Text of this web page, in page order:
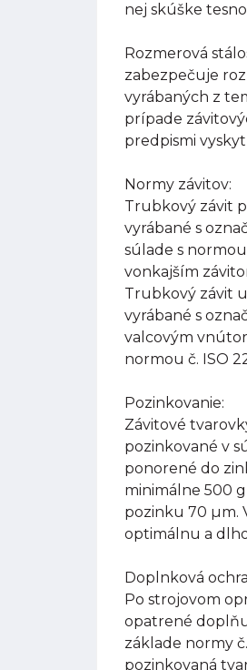
nej skúške
Rozmerová
zabezpečuje
vyrábaných z
prípade
predpismi
Normy závitov:
Trubkový závit
vyrábané s
súlade s normou
vonkajším
Trubkový závit
vyrábané s
valcovým
normou č. ISO
Pozinkovanie:
Závitové
pozinkované v
ponorené do
minimálne 500
pozinku 70 µm.
optimálnu a
Doplnková
Po strojovom
opatrené
základe normy
pozinkovaná